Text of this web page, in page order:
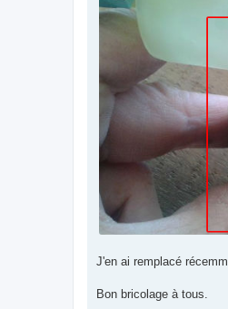
J'en ai remplacé
Bon bricolage à tous.